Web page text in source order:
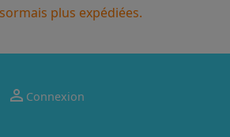
plus expédiées.
 Connexion